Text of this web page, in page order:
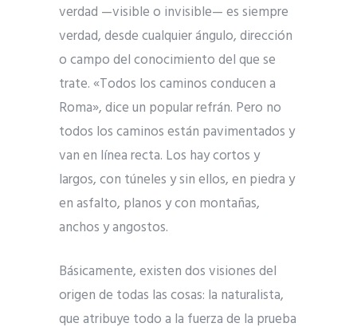
verdad —visible o invisible— es siempre
verdad, desde cualquier ángulo, dirección
o campo del conocimiento del que se
trate. «Todos los caminos conducen a
Roma», dice un popular refrán. Pero no
todos los caminos están pavimentados y
van en línea recta. Los hay cortos y
largos, con túneles y sin ellos, en piedra y
en asfalto, planos y con montañas,
anchos y angostos.
Básicamente, existen dos visiones del
origen de todas las cosas: la naturalista,
que atribuye todo a la fuerza de la prueba